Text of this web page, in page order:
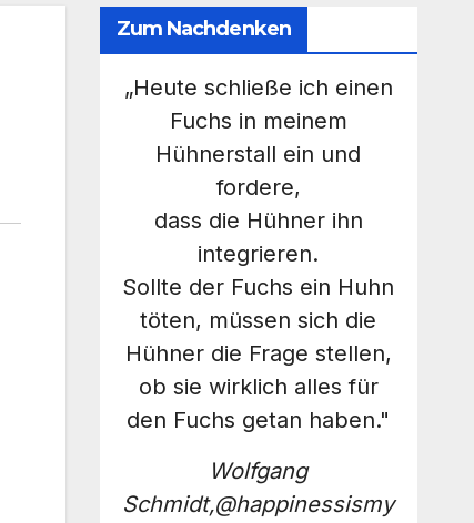
Zum Nachdenken
„Heute schließe ich einen
Fuchs in meinem
Hühnerstall ein und
fordere,
dass die Hühner ihn
integrieren.
Sollte der Fuchs ein Huhn
töten, müssen sich die
Hühner die Frage stellen,
ob sie wirklich alles für
den Fuchs getan haben."
Wolfgang
Schmidt,@happinessismy